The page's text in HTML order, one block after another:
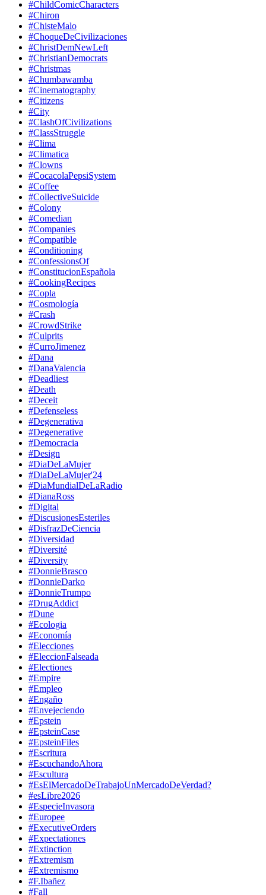
#ChildComicCharacters
#Chiron
#ChisteMalo
#ChoqueDeCivilizaciones
#ChristDemNewLeft
#ChristianDemocrats
#Christmas
#Chumbawamba
#Cinematography
#Citizens
#City
#ClashOfCivilizations
#ClassStruggle
#Clima
#Climatica
#Clowns
#CocacolaPepsiSystem
#Coffee
#CollectiveSuicide
#Colony
#Comedian
#Companies
#Compatible
#Conditioning
#ConfessionsOf
#ConstitucionEspañola
#CookingRecipes
#Copla
#Cosmología
#Crash
#CrowdStrike
#Culprits
#CurroJimenez
#Dana
#DanaValencia
#Deadliest
#Death
#Deceit
#Defenseless
#Degenerativa
#Degenerative
#Democracia
#Design
#DiaDeLaMujer
#DiaDeLaMujer'24
#DiaMundialDeLaRadio
#DianaRoss
#Digital
#DiscusionesEsteriles
#DisfrazDeCiencia
#Diversidad
#Diversité
#Diversity
#DonnieBrasco
#DonnieDarko
#DonnieTrumpo
#DrugAddict
#Dune
#Ecologia
#Economía
#Elecciones
#EleccionFalseada
#Electiones
#Empire
#Empleo
#Engaño
#Envejeciendo
#Epstein
#EpsteinCase
#EpsteinFiles
#Escritura
#EscuchandoAhora
#Escultura
#EsElMercadoDeTrabajoUnMercadoDeVerdad?
#esLibre2026
#EspecieInvasora
#Europee
#ExecutiveOrders
#Expectationes
#Extinction
#Extremism
#Extremismo
#F.Ibañez
#Fall